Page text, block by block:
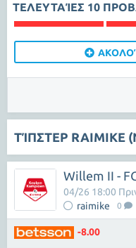
ΤΕΛΕΥΤΑΊΕΣ 10
ΤΊΠΣΤΕΡ RAIMIKE
Willem II -
raimike 0
04/26 18:00
-8.00